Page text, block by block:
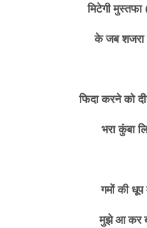
के जब शजरा
भरा कुंबा
गमों की
मुझे आ कर